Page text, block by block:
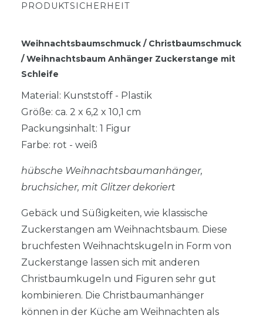
PRODUKTSICHERHEIT
Weihnachtsbaumschmuck / Christbaumschmuck
/ Weihnachtsbaum Anhänger Zuckerstange mit
Schleife
Material: Kunststoff - Plastik
Größe: ca. 2 x 6,2 x 10,1 cm
Packungsinhalt: 1 Figur
Farbe: rot - weiß
hübsche Weihnachtsbaumanhänger,
bruchsicher, mit Glitzer dekoriert
Gebäck und Süßigkeiten, wie klassische
Zuckerstangen am Weihnachtsbaum. Diese
bruchfesten Weihnachtskugeln in Form von
Zuckerstange lassen sich mit anderen
Christbaumkugeln und Figuren sehr gut
kombinieren. Die Christbaumanhänger
können in der Küche am Weihnachten als